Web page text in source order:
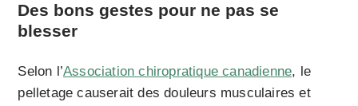
Des bons gestes pour ne pas se
blesser
Selon l’Association chiropratique canadienne, le
pelletage causerait des douleurs musculaires et